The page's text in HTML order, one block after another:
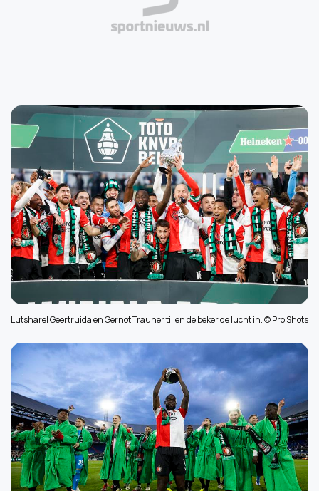
Lutsharel Geertruida en Gernot Trauner tillen de beker de lucht in. © Pro Shots